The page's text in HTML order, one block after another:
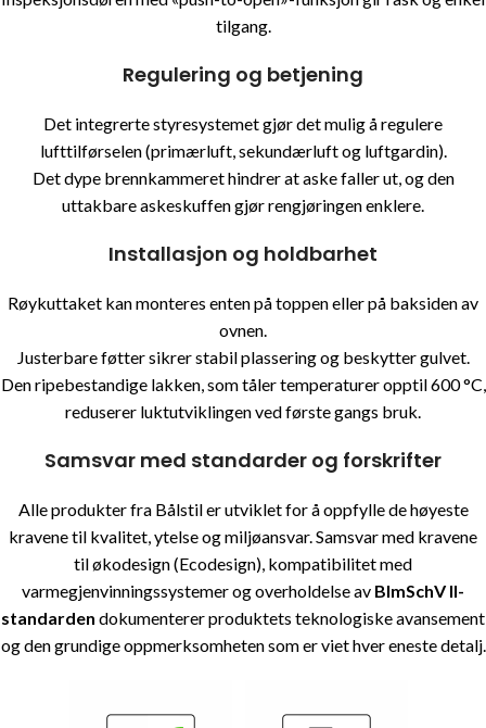
tilgang.
Regulering og betjening
Det integrerte styresystemet gjør det mulig å regulere
lufttilførselen (primærluft, sekundærluft og luftgardin).
Det dype brennkammeret hindrer at aske faller ut, og den
uttakbare askeskuffen gjør rengjøringen enklere.
Installasjon og holdbarhet
Røykuttaket kan monteres enten på toppen eller på baksiden av
ovnen.
Justerbare føtter sikrer stabil plassering og beskytter gulvet.
Den ripebestandige lakken, som tåler temperaturer opptil 600 °C,
reduserer luktutviklingen ved første gangs bruk.
Samsvar med standarder og forskrifter
Alle produkter fra Bålstiler utviklet for å oppfylle de høyeste
kravene til kvalitet, ytelse og miljøansvar. Samsvar med kravene
til økodesign (Ecodesign), kompatibilitet med
varmegjenvinningssystemer og overholdelse av BlmSchV II-
standarden dokumenterer produktets teknologiske avansement
og den grundige oppmerksomheten som er viet hver eneste detalj.